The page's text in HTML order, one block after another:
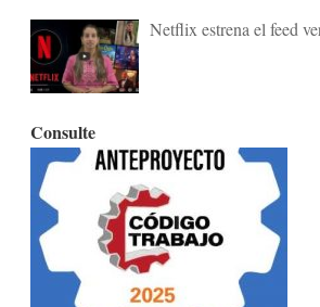
Netflix estrena el feed
Consulte